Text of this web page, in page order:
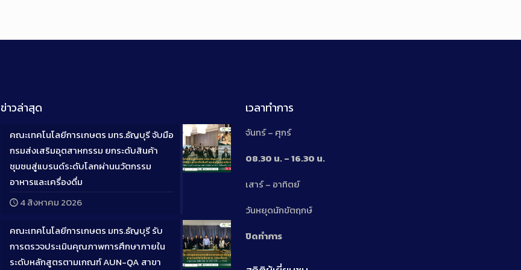
ข่าวล่าสุด
Long
Description
คณะเทคโนโลยีการเกษตร มทร.ธัญบุรี จับมือ
กรมส่งเสริมอุตสาหกรรม ยกระดับสินค้า
ชุมชนสู่แบรนด์ระดับโลกผ่านนวัตกรรม
อาหารและเครื่องดื่ม
4 สิงหาคม 2026
คณะเทคโนโลยีการเกษตร มทร.ธัญบุรี รับ
การตรวจประเมินคุณภาพการศึกษาภายใน
ระดับหลักสูตรตามเกณฑ์ AUN-QA สาขา
เวลาทำการ
จันทร์ – ศุกร์
08.30 น. – 16.30 น.
เสาร์ – อาทิตย์
วันหยุดนักขัตฤกษ์
ปิดทำการ